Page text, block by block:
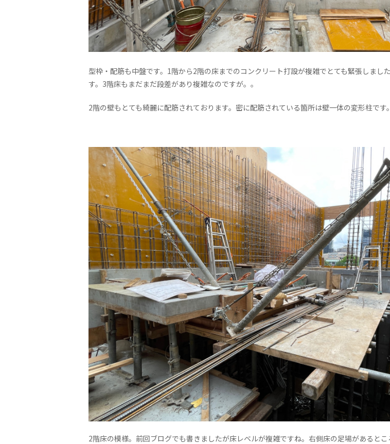
型枠・配筋も中盤です。1階から2階の床までのコンクリート打設が複雑でとても緊張しまし
す。3階床もまだまだ段差があり複雑なのですが。。
2階の壁もとても綺麗に配筋されております。密に配筋されている箇所は壁一体の変形柱です。
2階床の模様。前回ブログでも書きましたが床レベルが複雑ですね。右側床の足場があると